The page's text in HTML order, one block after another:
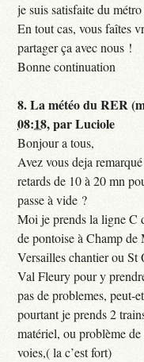
je suis satisfaite du
En tout cas, vous faîtes
partager ça avec nous !
Bonne continuation
8.La météo du RER
08:18,parLuciole
Bonjour a tous,
Avez vous deja
retards de 10 à 20 mn
passe à vide ?
Moi je prends la ligne C
de pontoise à Champ
Versailles chantier ou St
Val Fleury pour y
pas de problemes, peut-
pourtant je prends 2
matériel, ou problème
voies,( la c’est fort)